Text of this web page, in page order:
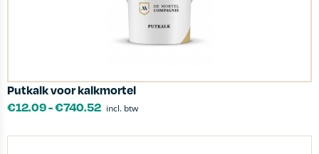
Putkalk voor kalkmortel
€12.09-€740.52 incl. btw